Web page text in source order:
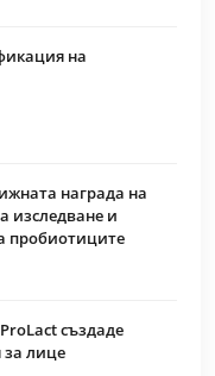
на
награда на
изследване и
пробиотиците
създаде
за лице